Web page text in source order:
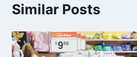
Similar Posts